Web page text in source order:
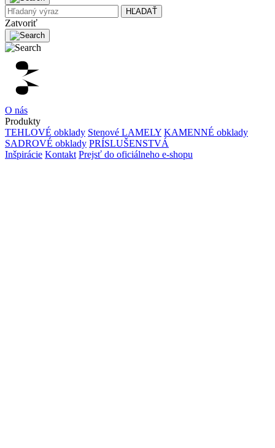
HĽADAŤ
Zatvoriť
O nás
Produkty
TEHLOVÉ obklady Stenové LAMELY KAMENNÉ obklady
SADROVÉ obklady PRÍSLUŠENSTVÁ
Inšpirácie Kontakt Prejsť do oficiálneho e-shopu